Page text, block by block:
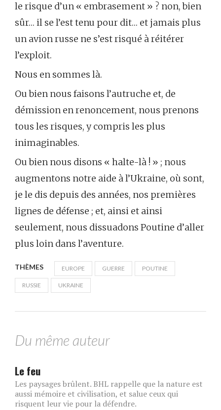
le risque d’un « embrasement » ? non, bien
sûr… il se l’est tenu pour dit… et jamais plus
un avion russe ne s’est risqué à réitérer
l’exploit.
Nous en sommes là.
Ou bien nous faisons l’autruche et, de
démission en renoncement, nous prenons
tous les risques, y compris les plus
inimaginables.
Ou bien nous disons « halte-là ! » ; nous
augmentons notre aide à l’Ukraine, où sont,
je le dis depuis des années, nos premières
lignes de défense ; et, ainsi et ainsi
seulement, nous dissuadons Poutine d’aller
plus loin dans l’aventure.
THÈMES EUROPE GUERRE POUTINE
RUSSIE UKRAINE
Du même auteur
Le feu
Les paysages brûlent. BHL rappelle que la nature est
aussi mémoire et civilisation, et salue ceux qui
risquent leur vie pour la défendre.